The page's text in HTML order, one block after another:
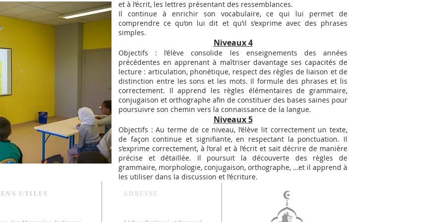
et à l’écrit, les lettres présentant des ressemblances.
Il continue à enrichir son vocabulaire, ce qui lui permet de
comprendre ce qu’on lui dit et qu’il s’exprime avec des phrases
simples.
Niveaux 4
Objectifs : l’élève consolide les enseignements des années
précédentes en apprenant à maîtriser davantage ses capacités de
lecture : articulation, phonétique, respect des règles de liaison et de
distinction entre les sons et les mots. Il formule des phrases et lis
correctement. Il apprend les règles élémentaires de grammaire,
conjugaison et orthographe afin de constituer des bases saines pour
poursuivre son chemin vers la connaissance de la langue.
Niveaux 5
Objectifs : Au terme de ce niveau, l’élève lit correctement un texte,
de façon continue et signifiante, en respectant la ponctuation. Il
s’exprime correctement, à l’oral et à l’écrit et sait décrire de manière
précise et détaillée. Il poursuit la découverte des règles de
grammaire, morphologie, conjugaison, orthographe, …et il apprend à
les utiliser dans la discussion et l’écriture.
UTILES ADRESSE